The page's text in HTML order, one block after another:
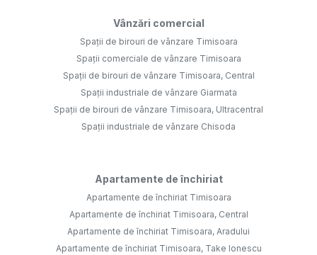
Vânzări comercial
Spații de birouri de vânzare Timisoara
Spații comerciale de vânzare Timisoara
Spații de birouri de vânzare Timisoara, Central
Spații industriale de vânzare Giarmata
Spații de birouri de vânzare Timisoara, Ultracentral
Spații industriale de vânzare Chisoda
Apartamente de închiriat
Apartamente de închiriat Timisoara
Apartamente de închiriat Timisoara, Central
Apartamente de închiriat Timisoara, Aradului
Apartamente de închiriat Timisoara, Take Ionescu